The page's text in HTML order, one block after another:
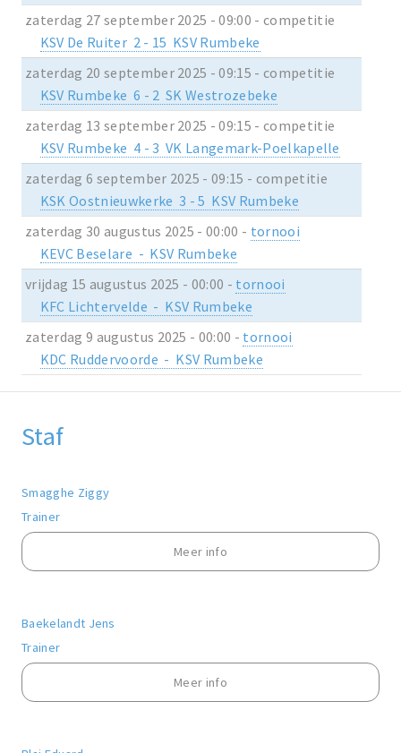
zaterdag 27 september 2025 - 09:00 - competitie
KSV De Ruiter 2 - 15 KSV Rumbeke
zaterdag 20 september 2025 - 09:15 - competitie
KSV Rumbeke 6 - 2 SK Westrozebeke
zaterdag 13 september 2025 - 09:15 - competitie
KSV Rumbeke 4 - 3 VK Langemark-Poelkapelle
zaterdag 6 september 2025 - 09:15 - competitie
KSK Oostnieuwkerke 3 - 5 KSV Rumbeke
zaterdag 30 augustus 2025 - 00:00 - tornooi
KEVC Beselare - KSV Rumbeke
vrijdag 15 augustus 2025 - 00:00 - tornooi
KFC Lichtervelde - KSV Rumbeke
zaterdag 9 augustus 2025 - 00:00 - tornooi
KDC Ruddervoorde - KSV Rumbeke
Staf
Smagghe Ziggy
Trainer
Meer info
Baekelandt Jens
Trainer
Meer info